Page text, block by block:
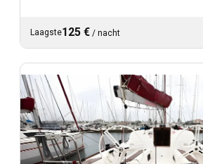
Laagste125 € / nacht